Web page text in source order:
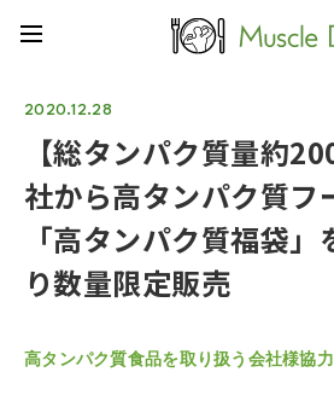
2020.12.28
【総タンパク質量約
社から高タンパク質フ
「高タンパク質福袋
り数量限定販売
高タンパク質食品を取り扱う会社様協力